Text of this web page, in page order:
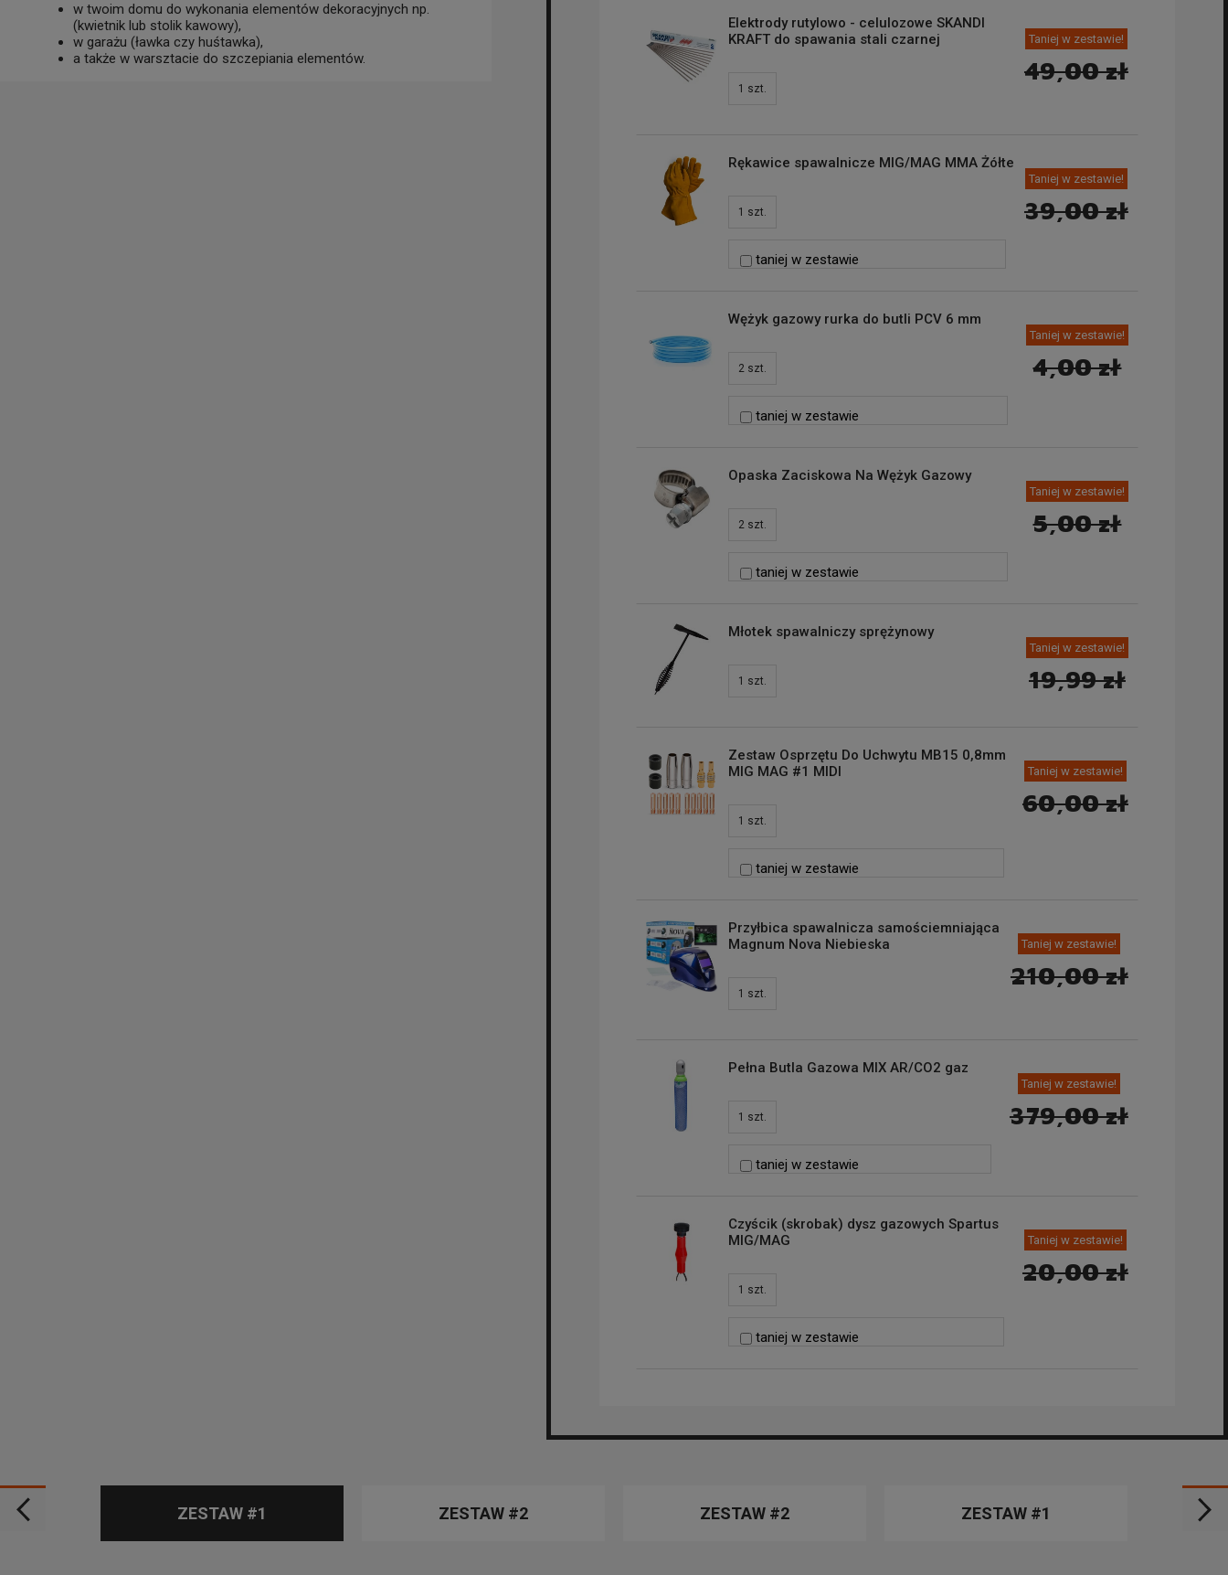
w twoim domu do wykonania elementów dekoracyjnych np.
(kwietnik lub stolik kawowy),
w garażu (ławka czy huśtawka),
a także w warsztacie do szczepiania elementów.
Elektrody rutylowo - celulozowe SKANDI
KRAFT do spawania stali czarnej
1 szt.
49,00 zł
Taniej w zestawie!
Rękawice spawalnicze MIG/MAG MMA Żółte
1 szt.
taniej w zestawie
39,00 zł
Taniej w zestawie!
Wężyk gazowy rurka do butli PCV 6 mm
2szt.
taniej w zestawie
4,00 zł
Taniej w zestawie!
Opaska Zaciskowa Na Wężyk Gazowy
2szt.
taniej w zestawie
5,00 zł
Taniej w zestawie!
Młotek spawalniczy sprężynowy
1 szt. 19,99 zł
Taniej w zestawie!
Zestaw Osprzętu Do Uchwytu MB15 0,8mm
MIG MAG #1 MIDI
1 szt.
taniej w zestawie
60,00 zł
Taniej w zestawie!
Przyłbica spawalnicza samościemniająca
Magnum Nova Niebieska
1 szt.
210,00 zł
Taniej w zestawie!
Pełna Butla Gazowa MIX AR/CO2 gaz
1 szt.
taniej w zestawie
379,00 zł
Taniej w zestawie!
Czyścik (skrobak) dysz gazowych Spartus
MIG/MAG
1 szt.
taniej w zestawie
20,00 zł
Taniej w zestawie!
ZESTAW #1 ZESTAW #2 ZESTAW #2 ZESTAW #1